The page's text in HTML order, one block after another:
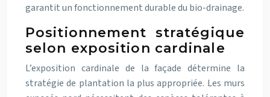
garantit un fonctionnement durable du bio-drainage.
Positionnement stratégique
selon exposition cardinale
L’exposition cardinale de la façade détermine la
stratégie de plantation la plus appropriée. Les murs